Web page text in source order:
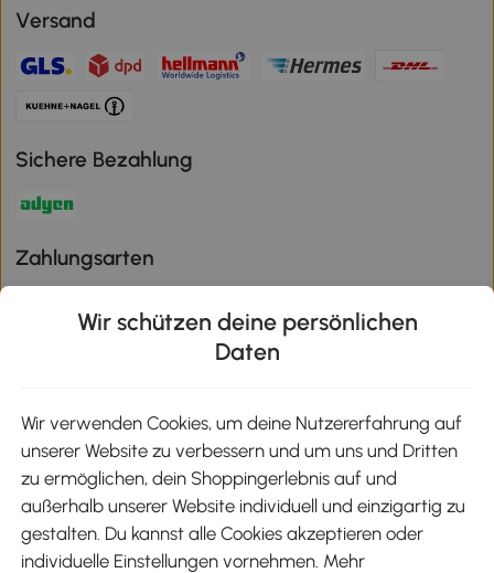
Versand
Sichere Bezahlung
Zahlungsarten
Aosom-App
Google Play
Wir schützen deine persönlichen
Daten
Wir verwenden Cookies, um deine Nutzererfahrung auf
unserer Website zu verbessern und um uns und Dritten
zu ermöglichen, dein Shoppingerlebnis auf und
außerhalb unserer Website individuell und einzigartig zu
gestalten. Du kannst alle Cookies akzeptieren oder
individuelle Einstellungen vornehmen. Mehr